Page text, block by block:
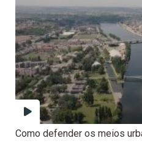
Como defender os meios